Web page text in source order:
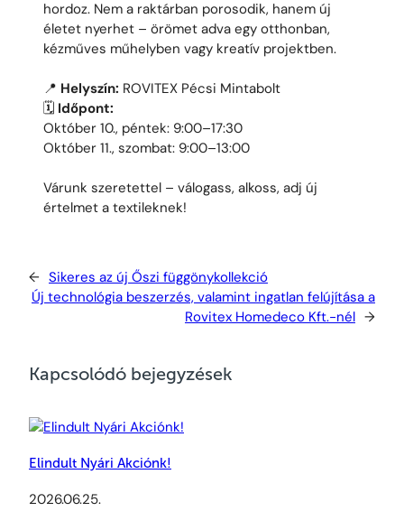
hordoz. Nem a raktárban porosodik, hanem új
életet nyerhet – örömet adva egy otthonban,
kézműves műhelyben vagy kreatív projektben.
📍 Helyszín: ROVITEX Pécsi Mintabolt
🗓️ Időpont:
Október 10., péntek: 9:00–17:30
Október 11., szombat: 9:00–13:00
Várunk szeretettel – válogass, alkoss, adj új
értelmet a textileknek!
← Sikeres az új Őszi függönykollekció
Új technológia beszerzés, valamint ingatlan felújítása a
Rovitex Homedeco Kft.-nél →
Kapcsolódó bejegyzések
Elindult Nyári Akciónk!
2026.06.25.